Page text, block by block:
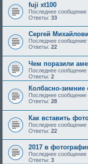
fuji xt100
Последнее сообщение
Ответы: 33
Сергей
Последнее сообщение
Ответы: 22
Чем поразили
Последнее сообщение
Ответы: 2
Колбасно-зимние
Последнее сообщение
Ответы: 28
Как вставить
Последнее сообщение
Ответы: 22
2017 в
Последнее сообщение
Ответы: 3